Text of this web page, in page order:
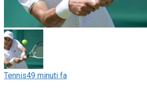
Tennis49 minuti fa